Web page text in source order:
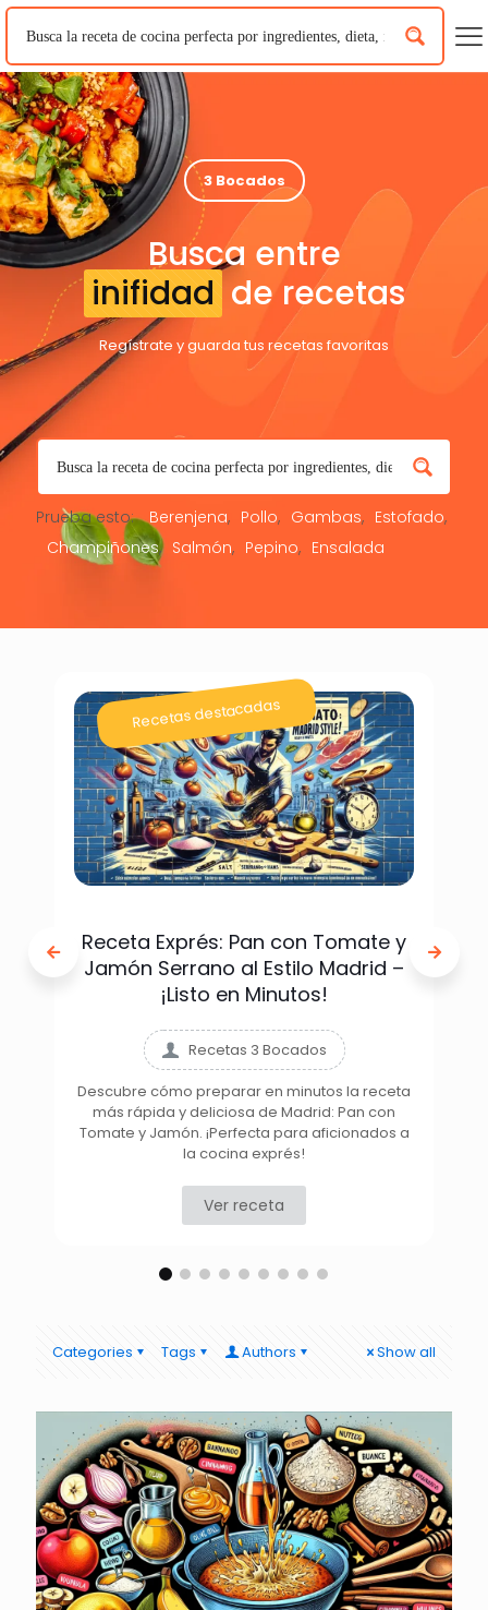
3 Bocados
Busca entre
inifidad de recetas
Regístrate y guarda tus recetas favoritas
Prueba esto: Berenjena Pollo Gambas
Estofado
Champiñones
Salmón Pepino Ensalada
Recetas destacadas
Receta Exprés: Pan con Tomate y
Jamón Serrano al Estilo Madrid –
¡Listo en Minutos!
Recetas 3 Bocados
Descubre cómo preparar en minutos la receta
más rápida y deliciosa de Madrid: Pan con
Tomate y Jamón. ¡Perfecta para aficionados a
la cocina exprés!
Ver receta
Categories Tags Authors Show all